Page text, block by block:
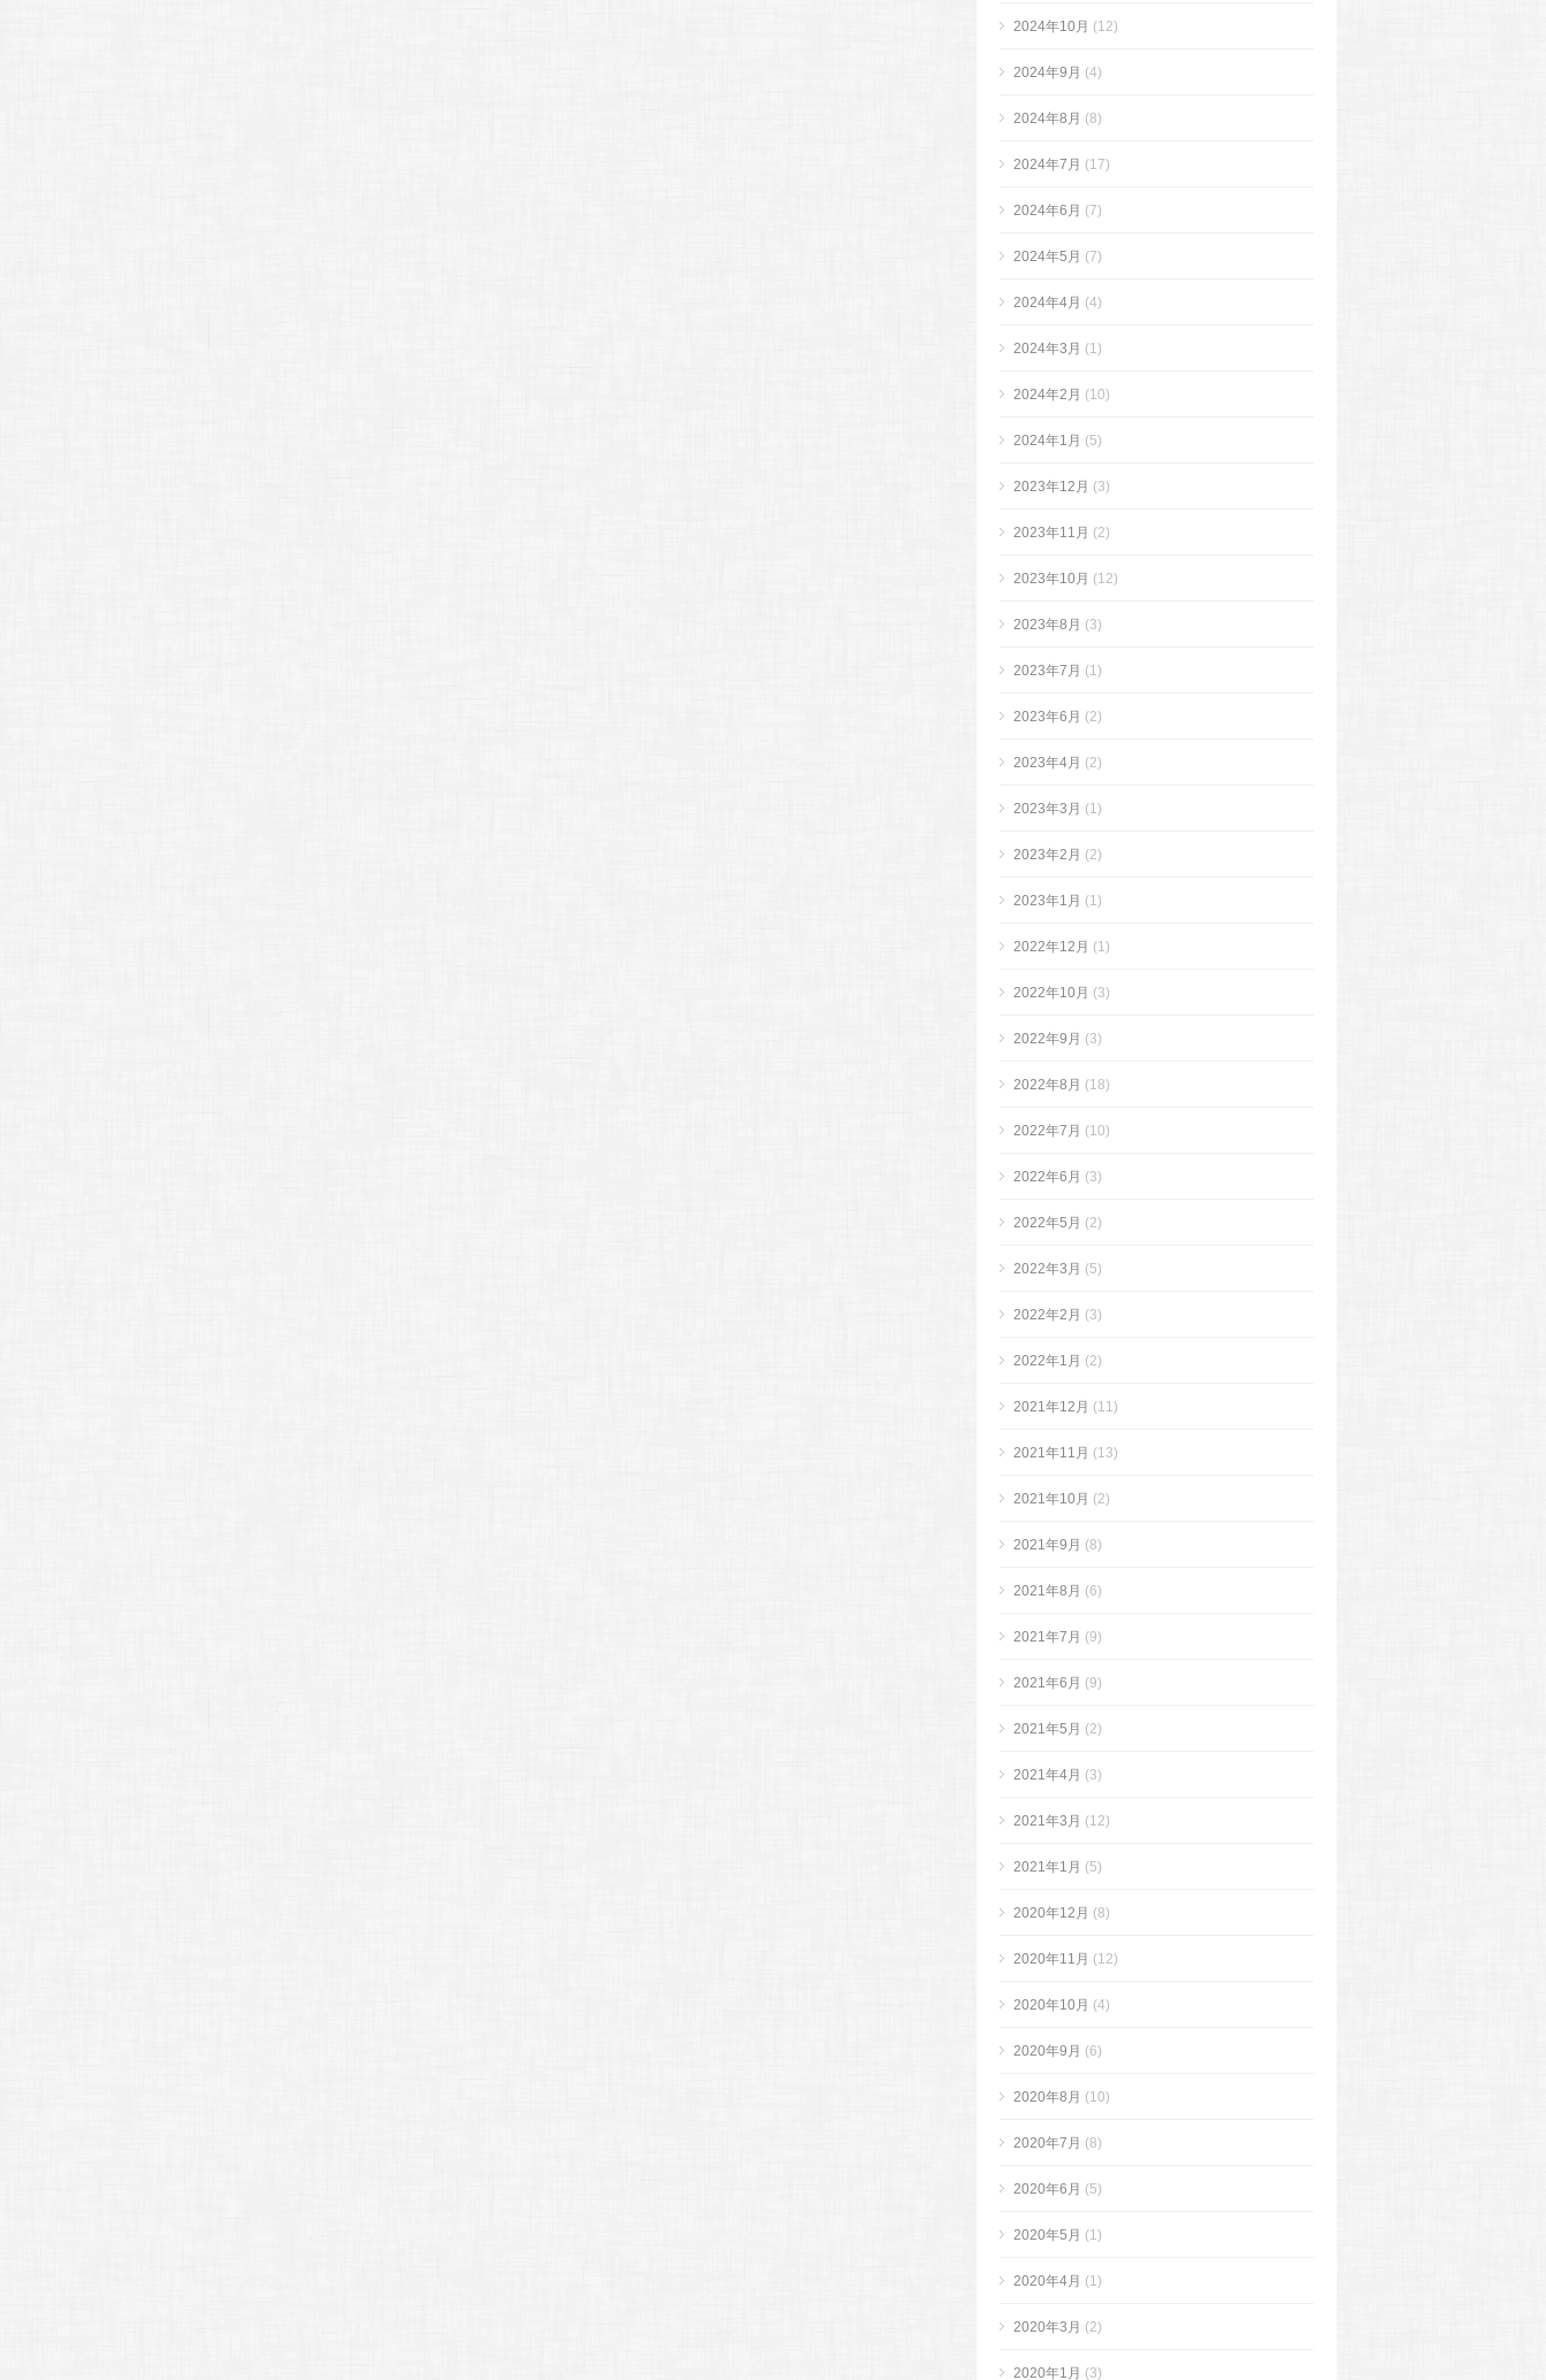
2024年10月 (12)
2024年9月 (4)
2024年8月 (8)
2024年7月 (17)
2024年6月 (7)
2024年5月 (7)
2024年4月 (4)
2024年3月 (1)
2024年2月 (10)
2024年1月 (5)
2023年12月 (3)
2023年11月 (2)
2023年10月 (12)
2023年8月 (3)
2023年7月 (1)
2023年6月 (2)
2023年4月 (2)
2023年3月 (1)
2023年2月 (2)
2023年1月 (1)
2022年12月 (1)
2022年10月 (3)
2022年9月 (3)
2022年8月 (18)
2022年7月 (10)
2022年6月 (3)
2022年5月 (2)
2022年3月 (5)
2022年2月 (3)
2022年1月 (2)
2021年12月 (11)
2021年11月 (13)
2021年10月 (2)
2021年9月 (8)
2021年8月 (6)
2021年7月 (9)
2021年6月 (9)
2021年5月 (2)
2021年4月 (3)
2021年3月 (12)
2021年1月 (5)
2020年12月 (8)
2020年11月 (12)
2020年10月 (4)
2020年9月 (6)
2020年8月 (10)
2020年7月 (8)
2020年6月 (5)
2020年5月 (1)
2020年4月 (1)
2020年3月 (2)
2020年1月 (3)